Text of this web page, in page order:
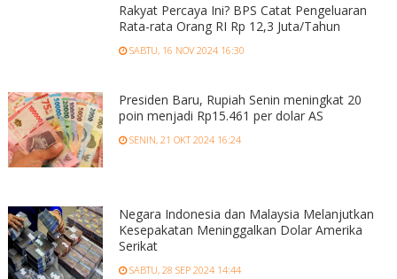
Rakyat Percaya Ini? BPS Catat Pengeluaran
Rata-rata Orang RI Rp 12,3 Juta/Tahun
SABTU, 16 NOV 2024 16:30
Presiden Baru, Rupiah Senin meningkat 20
poin menjadi Rp15.461 per dolar AS
SENIN, 21 OKT 2024 16:24
Negara Indonesia dan Malaysia Melanjutkan
Kesepakatan Meninggalkan Dolar Amerika
Serikat
SABTU, 28 SEP 2024 14:44